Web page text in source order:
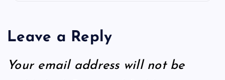
Leave a Reply
Your email address will not be